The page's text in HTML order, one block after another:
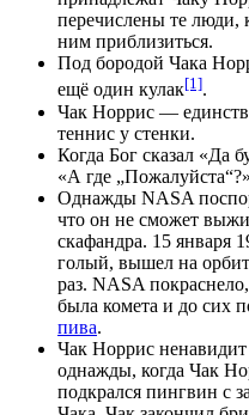
перечислены те люди,
ним приблизиться.
Под бородой Чака
ещё один кулак[1].
Чак Норрис —
теннис у стенки.
Когда Бог сказал «Да
«А где „Пожалуйста“?»
Однажды NASA
что он не сможет
скафандра. 15 января
голый, вышел на
раз. NASA
была комета и до сих
пива.
Чак Норрис ненавидит
однажды, когда Чак
подкрался пингвин с